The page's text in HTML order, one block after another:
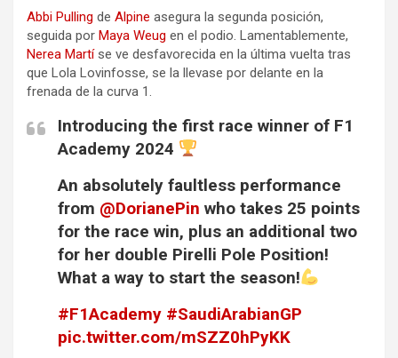
Abbi Pulling de Alpine asegura la segunda posición,
seguida por Maya Weug en el podio. Lamentablemente,
Nerea Martíse ve desfavorecida en la última vuelta tras
que Lola Lovinfosse, se la llevase por delante en la
frenada de la curva 1.
Introducing the first race winner of F1
Academy 2024
An absolutely faultless performance
from @DorianePin who takes 25 points
for the race win, plus an additional two
for her double Pirelli Pole Position!
What a way to start the season!
#F1Academy #SaudiArabianGP
pic.twitter.com/mSZZ0hPyKK